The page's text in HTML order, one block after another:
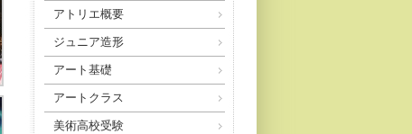
アトリエ概要
ジュニア造形
アート基礎
アートクラス
美術高校受験